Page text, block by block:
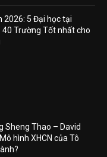
2026: 5 Đại học tại
40 Trường Tốt nhất cho
Sheng Thao – David
hình XHCN của Tô